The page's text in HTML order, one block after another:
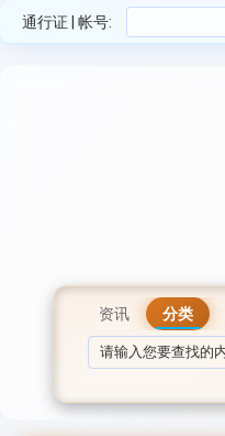
通行证 | 帐号:
资讯 分类